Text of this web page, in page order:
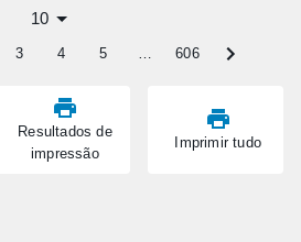
Resultados de
impressão
Imprimir tudo
10
3 4 5 … 606